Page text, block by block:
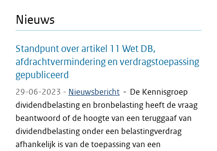
Nieuws
Standpunt over artikel 11 Wet DB,
afdrachtvermindering en verdragstoepassing
gepubliceerd
29-06-2023 - Nieuwsbericht - De Kennisgroep
dividendbelasting en bronbelasting heeft de vraag
beantwoord of de hoogte van een teruggaaf van
dividendbelasting onder een belastingverdrag
afhankelijk is van de toepassing van een